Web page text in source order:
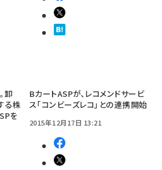
卸
る株
を
BカートASPが、レコメンドサービ
ス「コンビーズレコ」との連携開始
2015年12月17日 13:21